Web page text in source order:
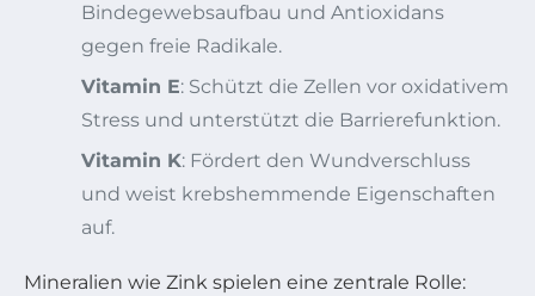
Bindegewebsaufbau und Antioxidans
gegen freie Radikale.
Vitamin E: Schützt die Zellen vor oxidativem
Stress und unterstützt die Barrierefunktion.
Vitamin K: Fördert den Wundverschluss
und weist krebshemmende Eigenschaften
auf.
Mineralien wie Zink spielen eine zentrale Rolle: